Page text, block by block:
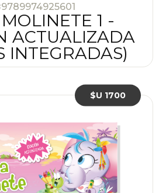
1 -
ACTUALIZADA
INTEGRADAS)
$U 1700